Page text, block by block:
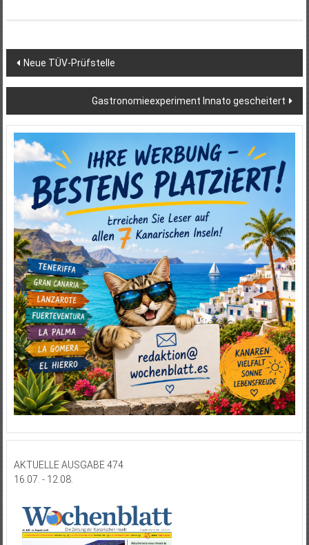
Beitragsnavigation
Neue TÜV-Prüfstelle
Gastronomieexperiment Innato gescheitert
AKTUELLE AUSGABE 474
16.07. - 12.08.